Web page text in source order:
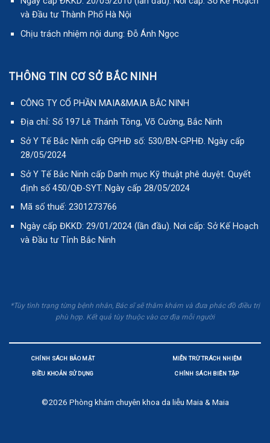
và Đầu tư Thành Phố Hà Nội
Chịu trách nhiệm nội dung: Đỗ Ánh Ngọc
THÔNG TIN CƠ SỞ BẮC NINH
CÔNG TY CỔ PHẦN MAIA&MAIA BẮC NINH
Địa chỉ: Số 197 Lê Thánh Tông, Võ Cường, Bắc Ninh
Sở Y Tế Bắc Ninh cấp GPHĐ số: 530/BN-GPHĐ. Ngày cấp
28/05/2024
Sở Y Tế Bắc Ninh cấp Danh mục Kỹ thuật phê duyệt. Quyết
định số 450/QĐ-SYT. Ngày cấp 28/05/2024
Mã số thuế: 2301273766
Ngày cấp ĐKKD: 29/01/2024 (lần đầu). Nơi cấp: Sở Kế Hoạch
và Đầu tư Tỉnh Bắc Ninh
*Tùy tình trạng từng bệnh nhân, Bác sĩ sẽ thăm khám và đưa phác đồ điều trị
phù hợp. Kết quả tùy thuộc vào cơ địa mỗi người
CHÍNH SÁCH BẢO MẬT
ĐIỀU KHOẢN SỬ DỤNG
MIỄN TRỪ TRÁCH NHIỆM
CHÍNH SÁCH BIÊN TẬP
©2026 Phòng khám chuyên khoa da liễu Maia & Maia